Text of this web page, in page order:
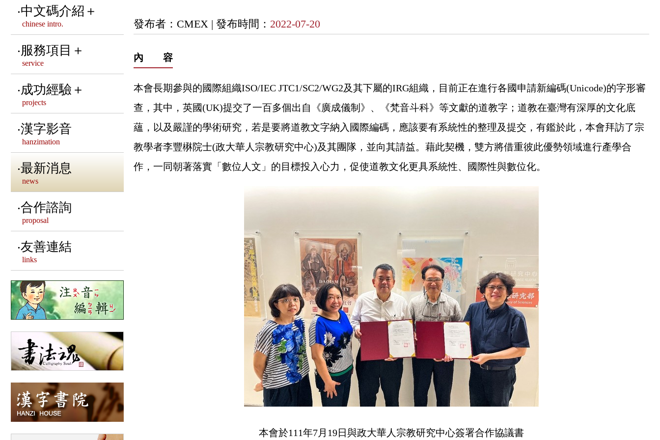
董事長 & 副董事長 &
秘書長的話
歷屆董事會介紹
第十屆董事會介紹
CMEX 卅五 • 有春
本會法律顧問
聯絡我們
資訊安全政策說明
隱私權政策聲明
中文碼介紹＋
chinese intro.
CNS相關中文碼標準
其他重要之CNS標準
國內外中文碼介紹
國際字元編碼組織介紹
標準字型介紹
服務項目＋
service
中文共通標準制定
中文造字管理服務
注音調號數位排版
語文相關系統建置
漢字相關活動推廣
NGO服務
漢字相關客製文創
成功經驗＋
projects
服務客戶
中文網站建置
漢字影音
hanzimation
最新消息
news
合作諮詢
proposal
友善連結
links
發布者：CMEX | 發布時間： 2022-07-20
內 容
本會長期參與的國際組織ISO/IEC JTC1/SC2/WG2及其下屬的IRG組織，目前正在進行各國申請新編碼(Unicode)的字形審
查，其中，英國(UK)提交了一百多個出自《廣成儀制》、《梵音斗科》等文獻的道教字；道教在臺灣有深厚的文化底
蘊，以及嚴謹的學術研究，若是要將道教文字納入國際編碼，應該要有系統性的整理及提交，有鑑於此，本會拜訪了宗
教學者李豐楙院士(政大華人宗教研究中心)及其團隊，並向其請益。藉此契機，雙方將借重彼此優勢領域進行產學合
作，一同朝著落實「數位人文」的目標投入心力，促使道教文化更具系統性、國際性與數位化。
本會於111年7月19日與政大華人宗教研究中心簽署合作協議書